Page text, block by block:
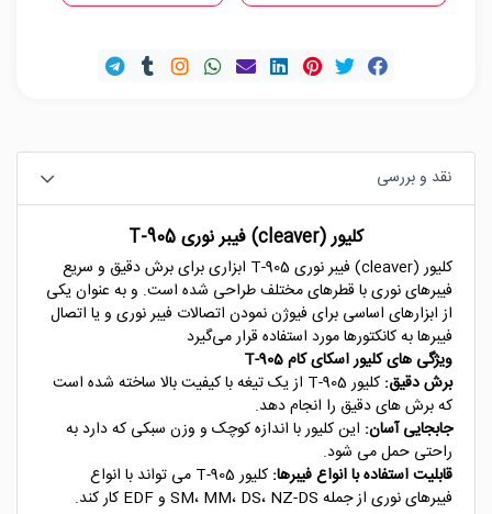
نقد و بررسی
کلیور (cleaver) فیبر نوری T-905
کلیور (cleaver) فیبر نوری T-905 ابزاری برای برش دقیق و سریع
فیبرهای نوری با قطرهای مختلف طراحی شده است. و به عنوان یکی
از ابزارهای اساسی برای فیوژن نمودن اتصالات فیبر نوری و یا اتصال
فیبرها به کانکتورها مورد استفاده قرار می‌گیرد
ویژگی های کلیور اسکای کام T-905
برش دقیق:
کلیور T-905 از یک تیغه با کیفیت بالا ساخته شده است
که برش های دقیق را انجام دهد.
جابجایی آسان: این کلیور با اندازه کوچک و وزن سبکی که دارد به
راحتی حمل می شود.
قابلیت استفاده با انواع فیبرها:
کلیور T-905 می تواند با انواع
فیبرهای نوری از جمله SM، MM، DS، NZ-DS و EDF کار کند.